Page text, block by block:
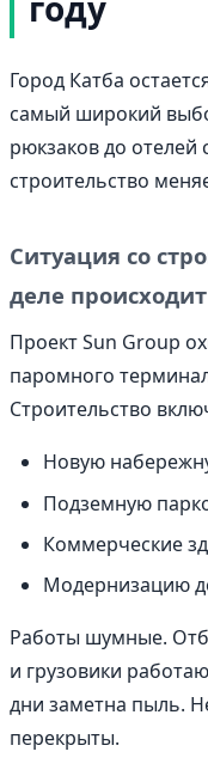
Город Катба
самый широкий
рюкзаков до отелей
строительство
Ситуация со
деле происходит
Проект Sun Group
паромного
Строительство
Новую
Подземную
Коммерческие
Модернизацию
Работы шумные.
и грузовики
дни заметна пыль.
перекрыты.